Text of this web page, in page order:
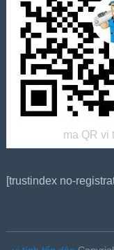
ma QR vi
[trustindex no-